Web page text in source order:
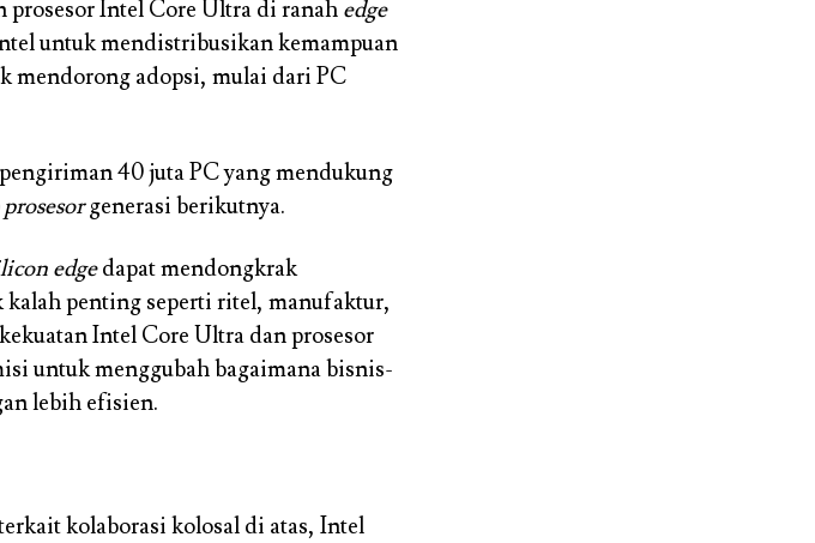
prosesor Intel Core Ultra di ranah edge
untuk mendistribusikan kemampuan
mendorong adopsi, mulai dari PC
40 juta PC yang mendukung
generasi berikutnya.
edgedapat mendongkrak
kalah penting seperti ritel, manufaktur,
Intel Core Ultra dan prosesor
untuk menggubah bagaimana bisnis-
lebih efisien.
kolaborasi kolosal di atas, Intel